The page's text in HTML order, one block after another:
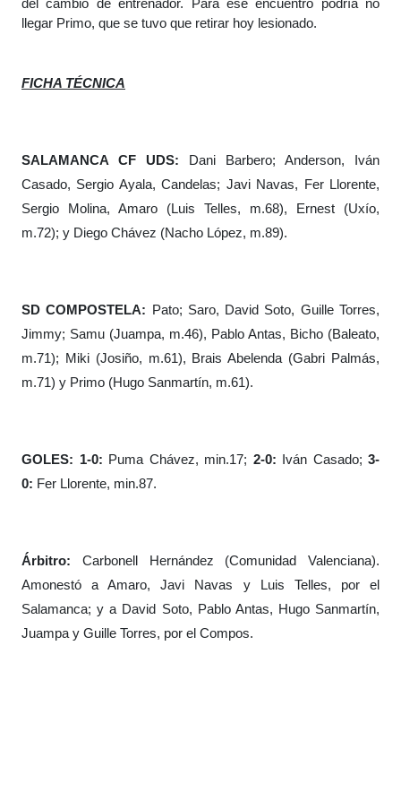
llegar Primo, que se tuvo que retirar hoy lesionado.
FICHA TÉCNICA
SALAMANCA CF UDS: Dani Barbero; Anderson, Iván
Casado, Sergio Ayala, Candelas; Javi Navas, Fer Llorente,
Sergio Molina, Amaro (Luis Telles, m.68), Ernest (Uxío,
m.72); y Diego Chávez (Nacho López, m.89).
SD COMPOSTELA: Pato; Saro, David Soto, Guille Torres,
Jimmy; Samu (Juampa, m.46), Pablo Antas, Bicho (Baleato,
m.71); Miki (Josiño, m.61), Brais Abelenda (Gabri Palmás,
m.71) y Primo (Hugo Sanmartín, m.61).
GOLES: 1-0: Puma Chávez, min.17; 2-0: Iván Casado; 3-
0: Fer Llorente, min.87.
Árbitro: Carbonell Hernández (Comunidad Valenciana).
Amonestó a Amaro, Javi Navas y Luis Telles, por el
Salamanca; y a David Soto, Pablo Antas, Hugo Sanmartín,
Juampa y Guille Torres, por el Compos.